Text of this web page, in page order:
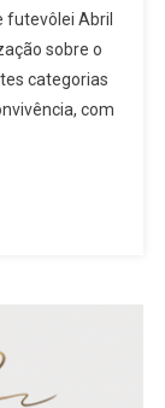
futevôlei Abril
sobre o
categorias
com